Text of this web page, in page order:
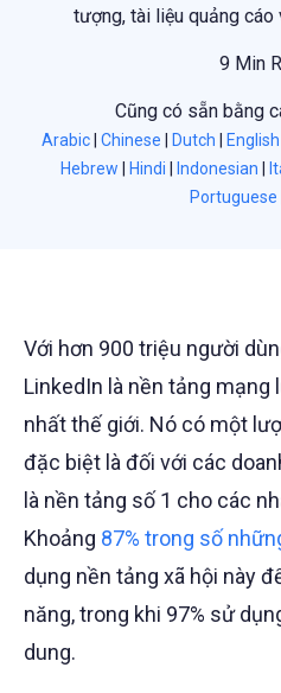
tượng, tài liệu quảng cáo
9 Min
Cũng có sẵn bằng
Arabic Chinese Dutch English
Hebrew
Hindi Indonesian
Portuguese
Với hơn 900 triệu người
LinkedIn là nền tảng mạng
nhất thế giới. Nó có một
đặc biệt là đối với các
là nền tảng số 1 cho các
Khoảng 87% trong số
dụng nền tảng xã hội này
năng, trong khi 97% sử
dung.